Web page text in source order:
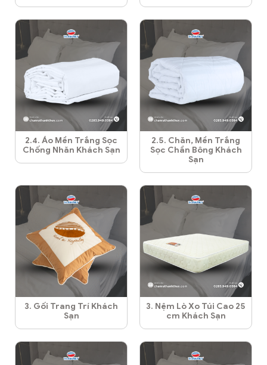
2.4. Áo Mền Trắng Sọc
Chống Nhăn Khách Sạn
2.5. Chăn, Mền Trắng
Sọc Chần Bông Khách
Sạn
3. Gối Trang Trí Khách
Sạn
3. Nệm Lò Xo Túi Cao 25
cm Khách Sạn